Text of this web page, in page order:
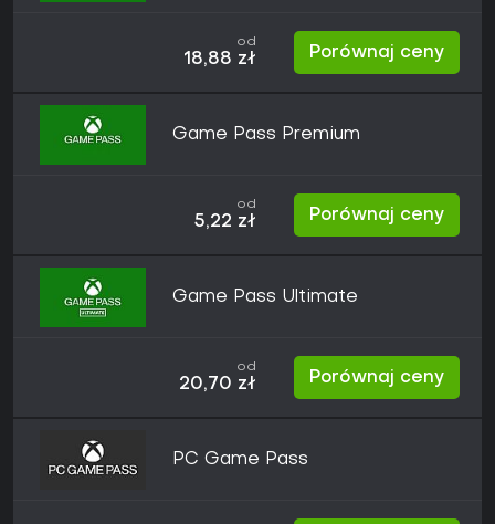
od
18,88 zł Porównaj ceny
Game Pass Premium
od
5,22 zł Porównaj ceny
Game Pass Ultimate
od
20,70 zł Porównaj ceny
PC Game Pass